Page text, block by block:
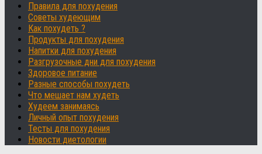
Правила для похудения
Советы худеющим
Как похудеть ?
Продукты для похудения
Напитки для похудения
Разгрузочные дни для похудения
Здоровое питание
Разные способы похудеть
Что мешает нам худеть
Худеем занимаясь
Личный опыт похудения
Тесты для похудения
Новости диетологии